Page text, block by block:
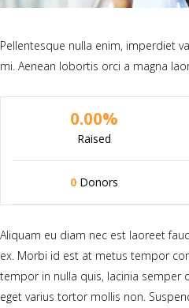
Pellentesque nulla enim, imperdiet
mi. Aenean lobortis orci a magna
0.00%
Raised
0 Donors
Aliquam eu diam nec est laoreet
ex. Morbi id est at metus tempor
tempor in nulla quis, lacinia semper
eget varius tortor mollis non.